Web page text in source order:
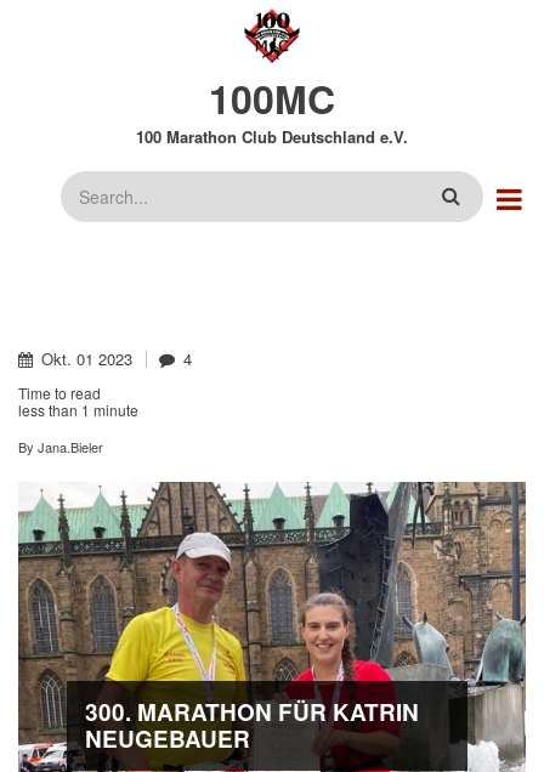
100MC
100 Marathon Club Deutschland e.V.
Suche
Okt. 01 2023 4
Time to read
less than 1 minute
By Jana.Bieler
300. MARATHON FÜR KATRIN
NEUGEBAUER